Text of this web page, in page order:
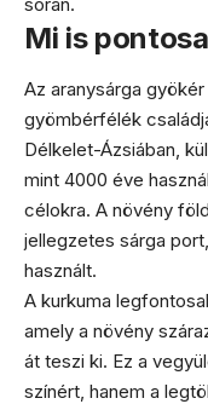
Mi is
Az aranysárga
gyömbérfélék
Délkelet-Ázsiában,
mint 4000 éve
célokra. A növény
jellegzetes sárga
használt.
A kurkuma
amely a növény
át teszi ki. Ez a
színért, hanem a